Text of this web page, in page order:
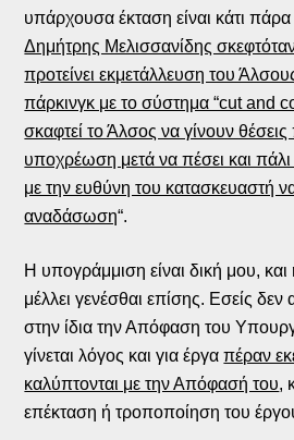
υπάρχουσα έκταση είναι κάτι
Δημήτρης Μελισσανίδης
προτείνει εκμετάλλευση του
πάρκινγκ με το σύστημα “cut and
σκαφτεί το Άλσος να γίνουν
υποχρέωση μετά να πέσει και
με την ευθύνη του κατασκευαστή
αναδάσωση“.
Η υπογράμμιση είναι δική μου, και
μέλλει γενέσθαι επίσης. Εσείς δεν
στην ίδια την Απόφαση του
γίνεται λόγος και για έργαπέραν
καλύπτονται με την Απόφασή του,
επέκταση ή τροποποίηση του